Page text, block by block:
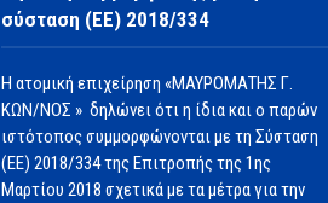
σύσταση (ΕΕ) 2018/334
Η ατομική επιχείρηση «ΜΑΥΡΟΜΑΤΗΣ Γ.
ΚΩΝ/ΝΟΣ » δηλώνει ότι η ίδια και ο παρών
ιστότοπος συμμορφώνονται με τη Σύσταση
(ΕΕ) 2018/334 της Επιτροπής της 1ης
Μαρτίου 2018 σχετικά με τα μέτρα για την